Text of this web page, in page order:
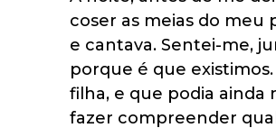
coser as meias do meu
e cantava. Sentei-me,
porque é que
filha, e que podia ainda
fazer compreender